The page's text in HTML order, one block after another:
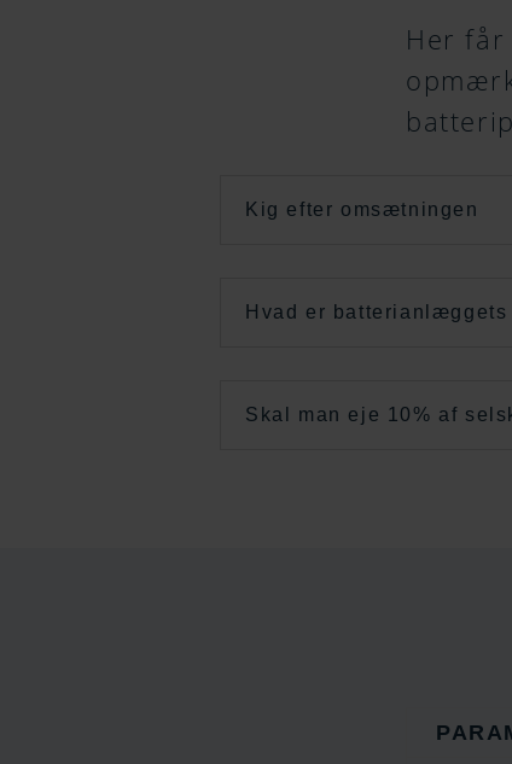
Her
Kig efter omsætningen
Hvad er batterianlæggets
Skal man eje 10% af